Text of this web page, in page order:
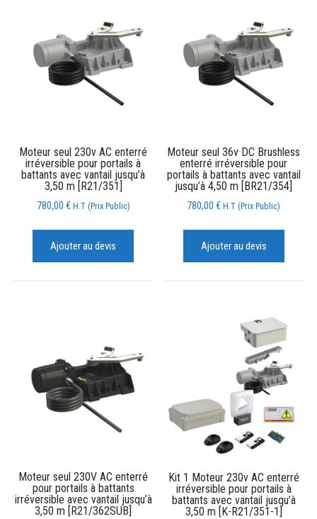
Moteur seul 230v AC enterré
irréversible pour portails à
battants avec vantail jusqu’à
3,50 m [R21/351]
780,00 € H.T (Prix Public)
Ajouter au devis
Moteur seul 36v DC Brushless
enterré irréversible pour
portails à battants avec vantail
jusqu’à 4,50 m [BR21/354]
780,00€ H.T (Prix Public)
Ajouter au devis
Moteur seul 230V AC enterré
pour portails à battants
irréversible avec vantail jusqu’à
3,50 m [R21/362SUB]
Kit 1 Moteur 230v AC enterré
irréversible pour portails à
battants avec vantail jusqu’à
3,50 m [K-R21/351-1]